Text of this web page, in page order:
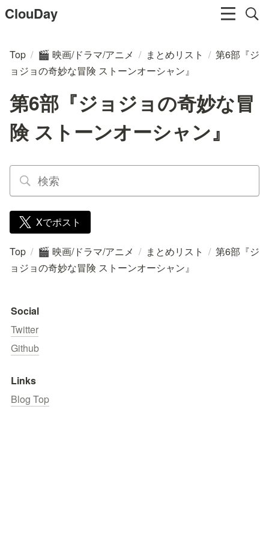
ClouDay
Top / 🎬 映画/ドラマ/アニメ / まとめリスト / 第6部『ジ
ョジョの奇妙な冒険 ストーンオーシャン』
第6部『ジョジョの奇妙な冒
険 ストーンオーシャン』
Xでポスト
Top / 🎬 映画/ドラマ/アニメ / まとめリスト / 第6部『ジ
ョジョの奇妙な冒険 ストーンオーシャン』
Social
Twitter
Github
Links
Blog Top